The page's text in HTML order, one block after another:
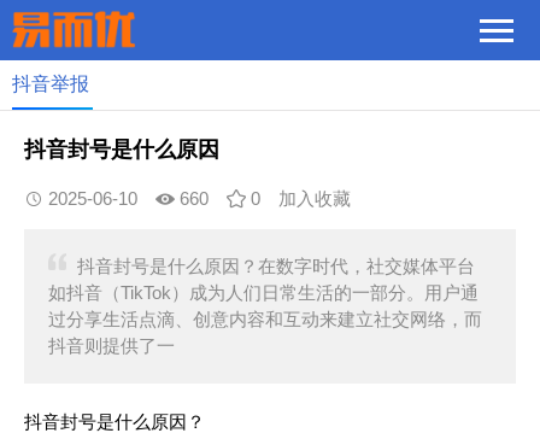
抖音举报
抖音封号是什么原因
2025-06-10 660 0 加入收藏
抖音封号是什么原因？在数字时代，社交媒体平台
如抖音（TikTok）成为人们日常生活的一部分。用户通
过分享生活点滴、创意内容和互动来建立社交网络，而
抖音则提供了一
抖音封号是什么原因？